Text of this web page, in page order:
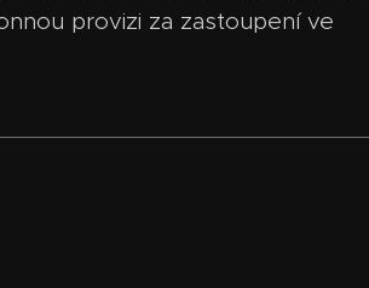
provizi za zastoupení ve